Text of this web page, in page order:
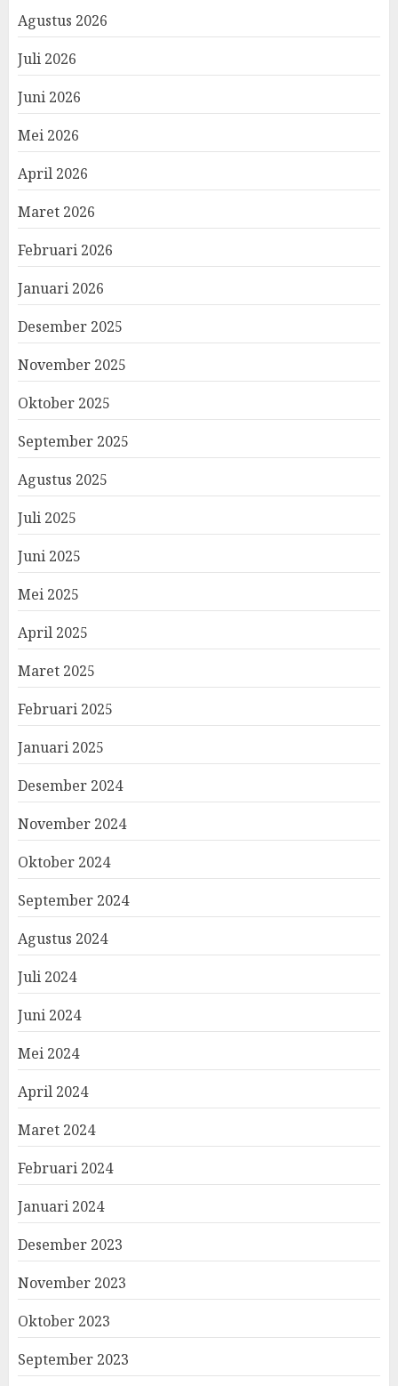
Agustus 2026
Juli 2026
Juni 2026
Mei 2026
April 2026
Maret 2026
Februari 2026
Januari 2026
Desember 2025
November 2025
Oktober 2025
September 2025
Agustus 2025
Juli 2025
Juni 2025
Mei 2025
April 2025
Maret 2025
Februari 2025
Januari 2025
Desember 2024
November 2024
Oktober 2024
September 2024
Agustus 2024
Juli 2024
Juni 2024
Mei 2024
April 2024
Maret 2024
Februari 2024
Januari 2024
Desember 2023
November 2023
Oktober 2023
September 2023